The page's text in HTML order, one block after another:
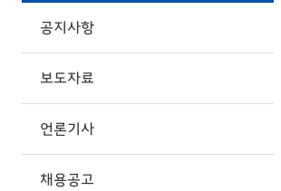
공지사항
보도자료
언론기사
채용공고